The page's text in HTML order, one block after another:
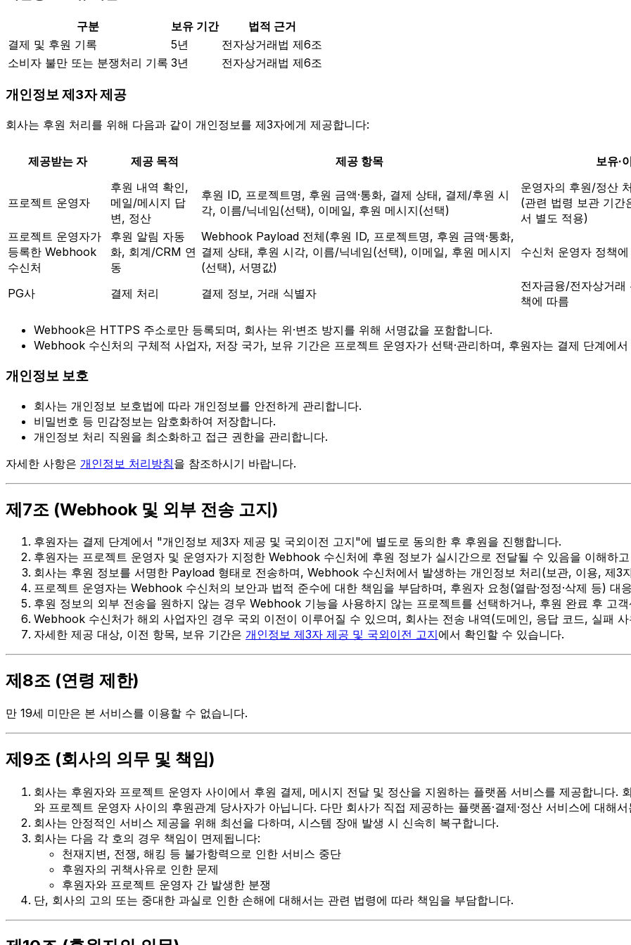
구분 보유 기간
법적 근거
결제 및 후원 기록
5년
전자상거래법 제6조
소비자 불만 또는 분쟁처리 기록 3년 전자상거래법 제6조
개인정보 제3자 제공
회사는 후원 처리를 위해 다음과 같이 개인정보를 제3자에게 제공합니다:
제공받는 자 제공 목적 제공 항목 보유·
프로젝트 운영자
후원 내역 확인,
메일/메시지 답
변, 정산
후원 ID, 프로젝트명, 후원 금액·통화, 결제 상태, 결제/후원 시
각, 이름/닉네임(선택), 이메일, 후원 메시지(선택)
운영자의 후원/정산
(관련 법령 보관 기간
서 별도 적용)
프로젝트 운영자가
등록한 Webhook
수신처
후원 알림 자동
화, 회계/CRM 연
동
Webhook Payload 전체(후원 ID, 프로젝트명, 후원 금액·통화,
결제 상태, 후원 시각, 이름/닉네임(선택), 이메일, 후원 메시지
(선택), 서명값)
수신처 운영자 정책
PG사
결제 처리 결제 정보, 거래 식별자
전자금융/전자상거래
책에 따름
Webhook은 HTTPS 주소로만 등록되며, 회사는 위·변조 방지를 위해 서명값을 포함합니다.
Webhook 수신처의 구체적 사업자, 저장 국가, 보유 기간은 프로젝트 운영자가 선택·관리하며, 후원자는 결제 단계에
개인정보 보호
회사는 개인정보 보호법에 따라 개인정보를 안전하게 관리합니다.
비밀번호 등 민감정보는 암호화하여 저장합니다.
개인정보 처리 직원을 최소화하고 접근 권한을 관리합니다.
자세한 사항은 개인정보 처리방침을 참조하시기 바랍니다.
제7조 (Webhook 및 외부 전송 고지)
후원자는 결제 단계에서 "개인정보 제3자 제공 및 국외이전 고지"에 별도로 동의한 후 후원을 진행합니다.
후원자는 프로젝트 운영자 및 운영자가 지정한 Webhook 수신처에 후원 정보가 실시간으로 전달될 수 있음을 이해하
회사는 후원 정보를 서명한 Payload 형태로 전송하며, Webhook 수신처에서 발생하는 개인정보 처리(보관, 이용, 제3
프로젝트 운영자는 Webhook 수신처의 보안과 법적 준수에 대한 책임을 부담하며, 후원자 요청(열람·정정·삭제 등) 대
후원 정보의 외부 전송을 원하지 않는 경우 Webhook 기능을 사용하지 않는 프로젝트를 선택하거나, 후원 완료 후 고
Webhook 수신처가 해외 사업자인 경우 국외 이전이 이루어질 수 있으며, 회사는 전송 내역(도메인, 응답 코드, 실패
자세한 제공 대상, 이전 항목, 보유 기간은 개인정보 제3자 제공 및 국외이전 고지에서 확인할 수 있습니다.
제8조 (연령 제한)
만 19세 미만은 본 서비스를 이용할 수 없습니다.
제9조 (회사의 의무 및 책임)
회사는 후원자와 프로젝트 운영자 사이에서 후원 결제, 메시지 전달 및 정산을 지원하는 플랫폼 서비스를 제공합니다.
와 프로젝트 운영자 사이의 후원관계 당사자가 아닙니다. 다만 회사가 직접 제공하는 플랫폼·결제·정산 서비스에 대해
회사는 안정적인 서비스 제공을 위해 최선을 다하며, 시스템 장애 발생 시 신속히 복구합니다.
회사는 다음 각 호의 경우 책임이 면제됩니다:
천재지변, 전쟁, 해킹 등 불가항력으로 인한 서비스 중단
후원자의 귀책사유로 인한 문제
후원자와 프로젝트 운영자 간 발생한 분쟁
단, 회사의 고의 또는 중대한 과실로 인한 손해에 대해서는 관련 법령에 따라 책임을 부담합니다.